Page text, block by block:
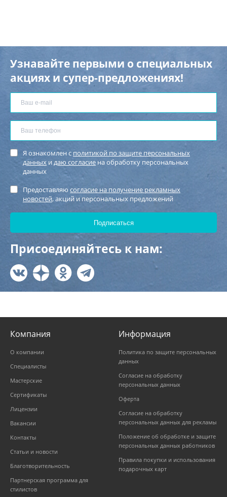
Узнавайте первыми о специальных
акциях и супер-предложениях!
Я ознакомлен с политикой по защите персональных
данных и даю согласие на обработку персональных
данных
Предоставляю согласие на получение рекламных
новостей, акций и персональных предложений
Присоединяйтесь к нам:
Компания
О компании
Специалисты
Мастерские
Сертификаты
Лицензии
Вакансии
Контакты
Статьи и новости
Благотворительность
Партнерская программа для
стилистов
Информация
Политика по защите персональных
данных
Согласие на обработку
персональных данных
Оферта
Согласие на обработку
персональных данных для рекламы
Положение об обработке и защите
персональных данных работников
Правила покупки и использования
подарочных карт